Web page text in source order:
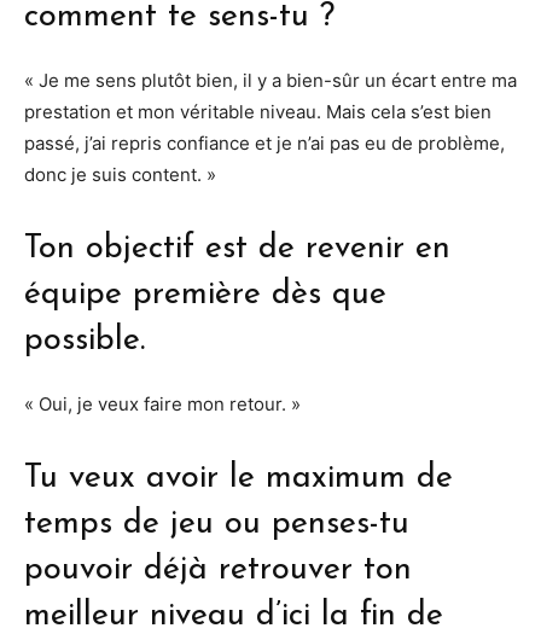
comment te sens-tu ?
« Je me sens plutôt bien, il y a bien-sûr un écart entre ma
prestation et mon véritable niveau. Mais cela s’est bien
passé, j’ai repris confiance et je n’ai pas eu de problème,
donc je suis content. »
Ton objectif est de revenir en
équipe première dès que
possible.
« Oui, je veux faire mon retour. »
Tu veux avoir le maximum de
temps de jeu ou penses-tu
pouvoir déjà retrouver ton
meilleur niveau d’ici la fin de